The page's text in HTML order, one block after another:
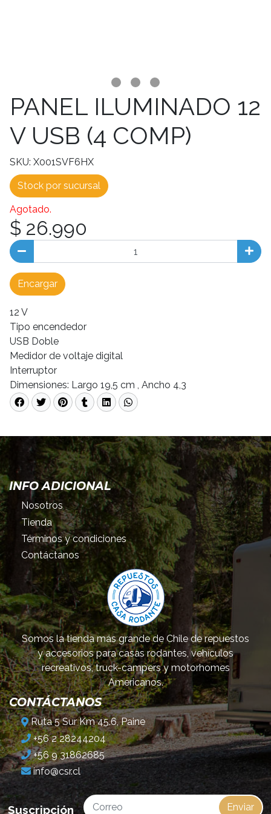
PANEL ILUMINADO 12
V USB (4 COMP)
SKU: X001SVF6HX
Stock por sucursal
Agotado.
$ 26.990
Encargar
12 V
Tipo encendedor
USB Doble
Medidor de voltaje digital
Interruptor
Dimensiones: Largo 19,5 cm , Ancho 4,3
INFO ADICIONAL
Nosotros
Tienda
Términos y condiciones
Contáctanos
Somos la tienda más grande de Chile de repuestos
y accesorios para casas rodantes, vehículos
recreativos, truck-campers y motorhomes
Americanos.
CONTÁCTANOS
Ruta 5 Sur Km 45.6, Paine
+56 2 28244204
+56 9 31862685
info@csr.cl
Suscripción Enviar